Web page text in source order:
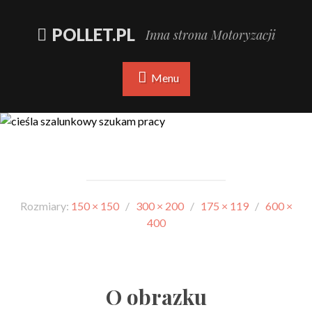
POLLET.PL Inna strona Motoryzacji
Menu
Rozmiary: 150 × 150 / 300 × 200 / 175 × 119 / 600 ×
400
O obrazku